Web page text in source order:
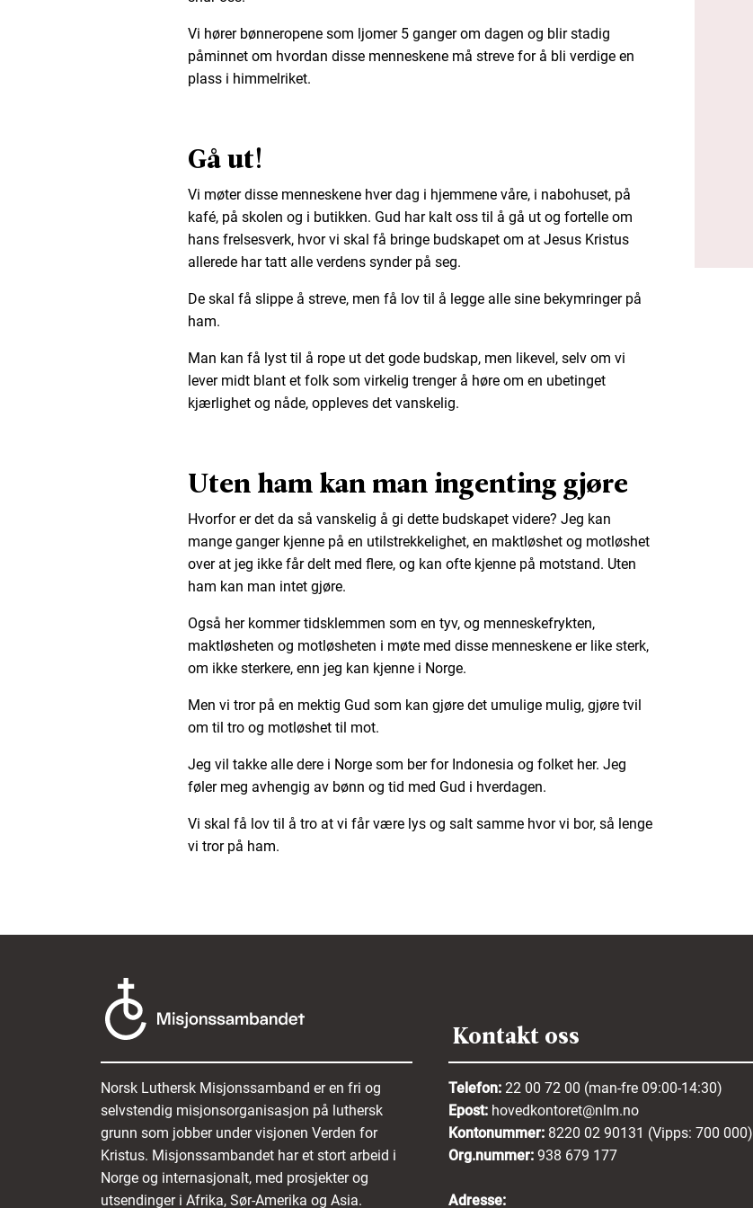
Vi hører bønneropene som ljomer 5 ganger om dagen og blir stadig
påminnet om hvordan disse menneskene må streve for å bli verdige en
plass i himmelriket.
Gå ut!
Vi møter disse menneskene hver dag i hjemmene våre, i nabohuset, på
kafé, på skolen og i butikken. Gud har kalt oss til å gå ut og fortelle om
hans frelsesverk, hvor vi skal få bringe budskapet om at Jesus Kristus
allerede har tatt alle verdens synder på seg.
De skal få slippe å streve, men få lov til å legge alle sine bekymringer på
ham.
Man kan få lyst til å rope ut det gode budskap, men likevel, selv om vi
lever midt blant et folk som virkelig trenger å høre om en ubetinget
kjærlighet og nåde, oppleves det vanskelig.
Uten ham kan man ingenting gjøre
Hvorfor er det da så vanskelig å gi dette budskapet videre? Jeg kan
mange ganger kjenne på en utilstrekkelighet, en maktløshet og motløshet
over at jeg ikke får delt med flere, og kan ofte kjenne på motstand. Uten
ham kan man intet gjøre.
Også her kommer tidsklemmen som en tyv, og menneskefrykten,
maktløsheten og motløsheten i møte med disse menneskene er like sterk,
om ikke sterkere, enn jeg kan kjenne i Norge.
Men vi tror på en mektig Gud som kan gjøre det umulige mulig, gjøre tvil
om til tro og motløshet til mot.
Jeg vil takke alle dere i Norge som ber for Indonesia og folket her. Jeg
føler meg avhengig av bønn og tid med Gud i hverdagen.
Vi skal få lov til å tro at vi får være lys og salt samme hvor vi bor, så lenge
vi tror på ham.
Norsk Luthersk Misjonssamband er en fri og
selvstendig misjonsorganisasjon på luthersk
grunn som jobber under visjonen Verden for
Kristus. Misjonssambandet har et stort arbeid i
Norge og internasjonalt, med prosjekter og
utsendinger i Afrika, Sør-Amerika og Asia.
Kontakt oss
Telefon: 22 00 72 00 (man-fre 09:00-14:30)
Epost: hovedkontoret@nlm.no
Kontonummer: 8220 02 90131 (Vipps: 700 000)
Org.nummer: 938 679 177
Adresse: